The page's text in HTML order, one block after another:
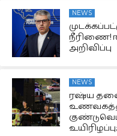
NEWS
நீரிணை!
அறிவிப்பு
NEWS
ரஷ்ய